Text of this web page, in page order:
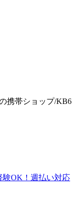
携帯ショップ/KB6
験OK！週払い対応